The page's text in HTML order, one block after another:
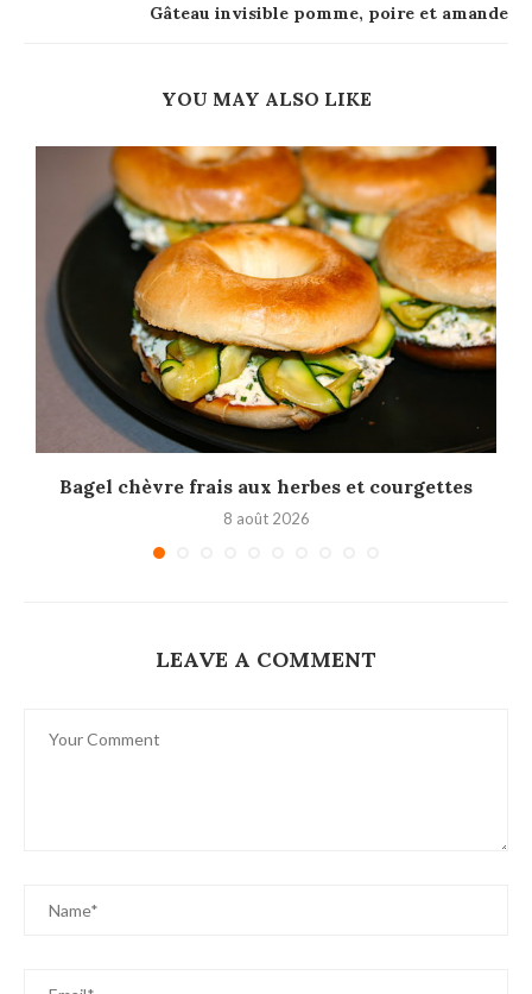
Gâteau invisible pomme, poire et amande
YOU MAY ALSO LIKE
Bagel chèvre frais aux herbes et courgettes
8 août 2026
LEAVE A COMMENT